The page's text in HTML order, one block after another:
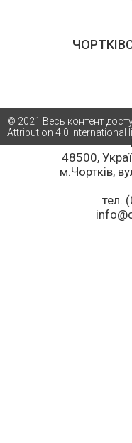
48500,
м.Чортків,
тел.
© 2021 Весь контент
Attribution 4.0 International